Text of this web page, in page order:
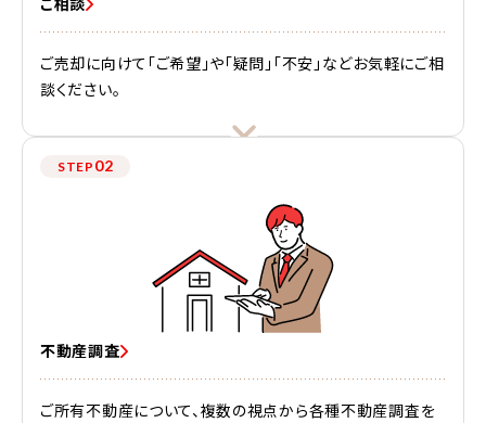
ご売却に向けて「ご希望」や「疑問」「不安」などお気軽にご相
談ください。
STEP 02
不動産調査
ご所有不動産について、複数の視点から各種不動産調査を